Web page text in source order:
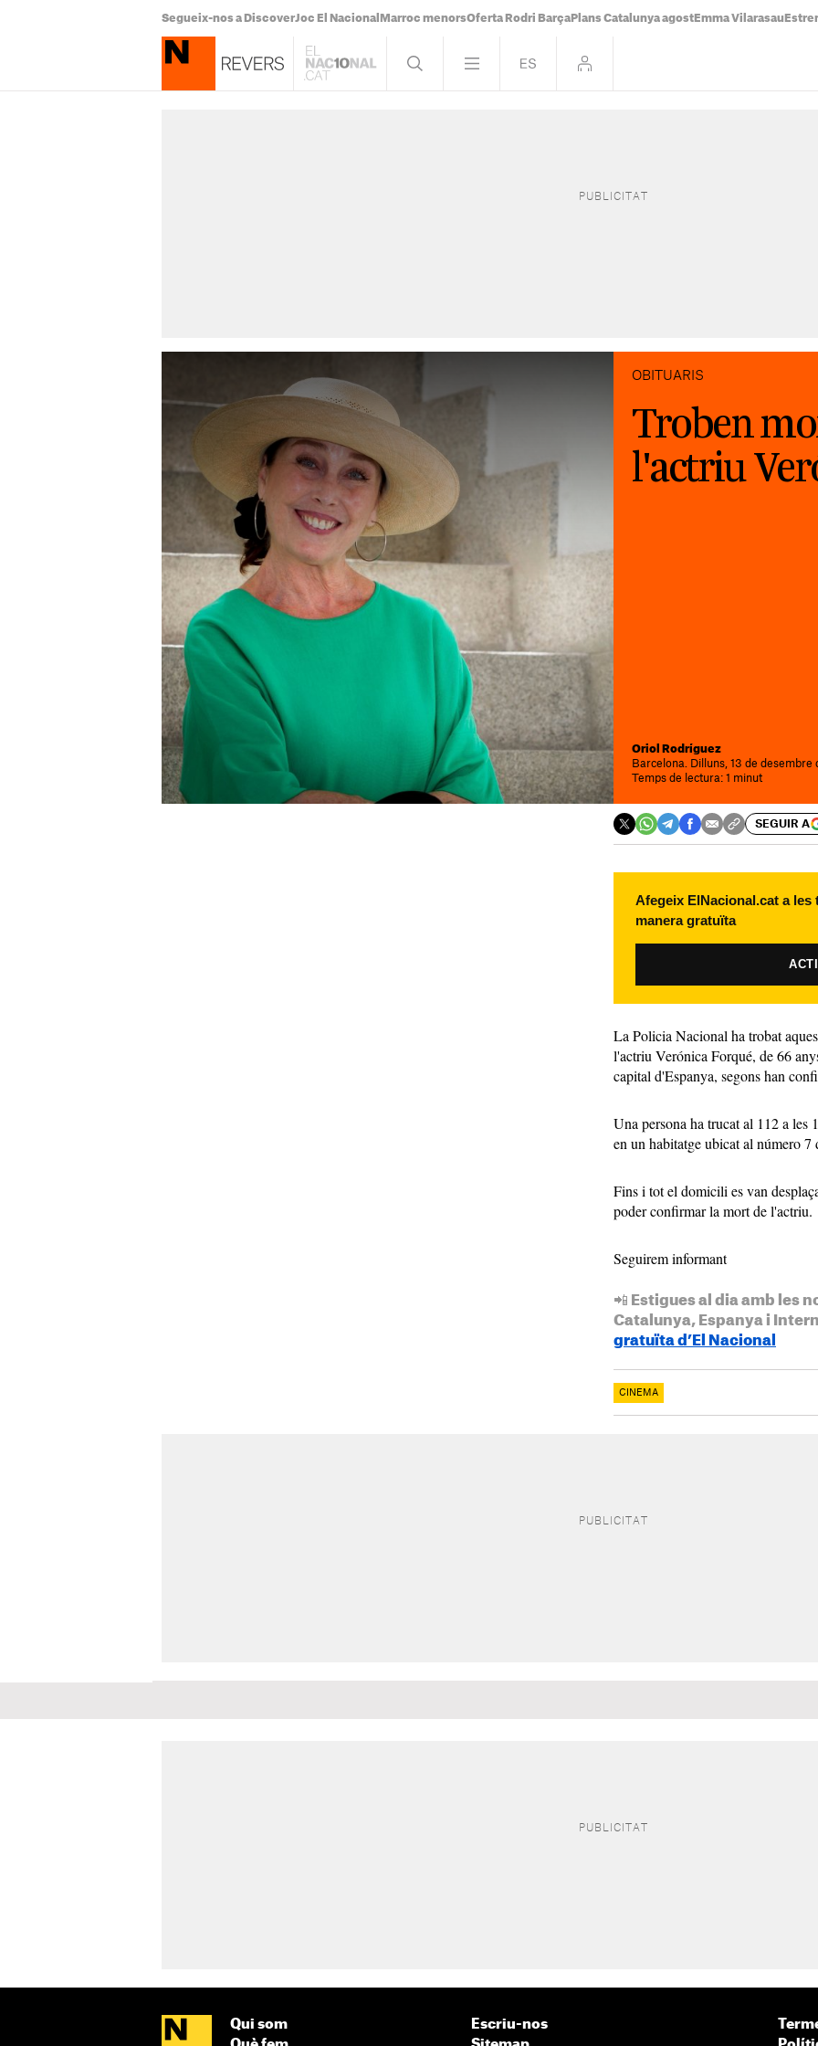
Segueix-nos a DiscoverJoc El Nacional Marroc menorsOferta Rodri Barça Plans Catalunya agost Emma Vilarasau
OBITUARIS
Troben
l'actriu
Oriol Rodríguez
Barcelona. Dilluns, 13 de desembre
Temps de lectura: 1 minut
SEGUIR A
Afegeix ElNacional.cat a
manera gratuïta
La Policia Nacional ha trobat
l'actriu Verónica Forqué, de 66
capital d'Espanya, segons han
Una persona ha trucat al 112 a les
en un habitatge ubicat al número
Fins i tot el domicili es van
poder confirmar la mort de l'actriu.
Seguirem informant
📲 Estigues al dia amb les
Catalunya, Espanya i
gratuïta d’El Nacional
CINEMA
Qui som
Escriu-nos